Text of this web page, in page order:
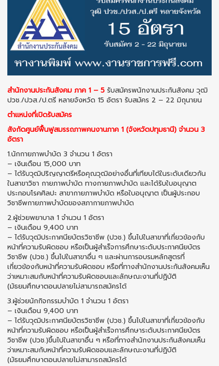
สำนักงานประกันสังคม ภาค 1 – 5 รับสมัครพนักงานประกันสังคม วุฒิ
ปวช./ปวส./ป.ตรี หลายจังหวัด 15 อัตรา รับสมัคร 2 – 22 มิถุนายน
ตำแหน่งที่เปิดรับสมัคร
สังกัดศูนย์ฟื้นฟูสมรรถภาพคนงานภาค 1 (จังหวัดปทุมธานี) จำนวน 3
อัตรา
1.นักกายภาพบำบัด 3 จำนวน 1 อัตรา
– เงินเดือน 15,000 บาท
– ได้รับวุฒิปริญญาตรีหรือคุณวุฒิอย่างอื่นที่เทียบได้ในระดับเดียวกัน
ในสาขาวิชา กายภาพบำบัด ทางกายภาพบำบัด และได้รับใบอนุญาต
ประกอบโรคศิลปะ สาขากายภาพบำบัด หรือใบอนุญาต เป็นผู้ประกอบ
วิชาชีพกายภาพบำบัดของสภากายภาพบำบัด
2.ผู้ช่วยพยาบาล 1 จำนวน 1 อัตรา
– เงินเดือน 9,400 บาท
– ได้รับวุฒิประกาศนียบัตรวิชาชีพ (ปวช.) ขึ้นไปในสาขาที่เกี่ยวข้องกับ
หน้าที่ความรับผิดชอบ หรือเป็นผู้สำเร็จการศึกษาระดับประกาศนียบัตร
วิชาชีพ (ปวช.) ขึ้นไปในสาขาอื่น ๆ และผ่านการอบรมหลักสูตรที่
เกี่ยวข้องกับหน้าที่ความรับผิดชอบ หรือที่ทางสำนักงานประกันสังคมเห็น
ว่าเหมาะสมกับหน้าที่ความรับผิดชอบและลักษณะงานที่ปฏิบัติ
(มัธยมศึกษาตอนปลายไม่สามารถสมัครได้
3.ผู้ช่วยนักกิจกรรมบำบัด 1 จำนวน 1 อัตรา
– เงินเดือน 9,400 บาท
– ได้รับวุฒิประกาศนียบัตรวิชาชีพ (ปวช.) ขึ้นไปในสาขาที่เกี่ยวข้องกับ
หน้าที่ความรับผิดชอบ หรือเป็นผู้สำเร็จการศึกษาระดับประกาศนียบัตร
วิชาชีพ (ปวช.)ขึ้นไปในสาขาอื่น ๆ หรือที่ทางสำนักงานประกันสังคมเห็น
ว่าเหมาะสมกับหน้าที่ความรับผิดชอบและลักษณะงานที่ปฏิบัติ
(มัธยมศึกษาตอนปลายไม่สามารถสมัครได้